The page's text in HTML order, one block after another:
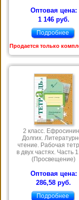
Оптовая цена:
1 146 руб.
Подробнее
Продается только
2 класс.
Долгих.
чтение. Рабочая
в двух частях. Часть
(Просвещение)
Оптовая цена:
286,58 руб.
Подробнее